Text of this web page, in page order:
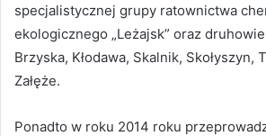
specjalistycznej grupy ratownictwa
ekologicznego „Leżajsk” oraz druhowie
Brzyska, Kłodawa, Skalnik, Skołyszyn,
Załęże.
Ponadto w roku 2014 roku